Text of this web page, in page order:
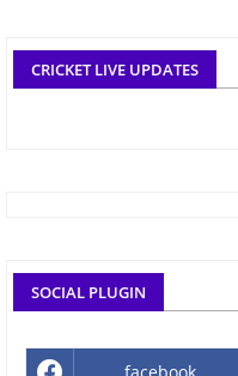
CRICKET LIVE UPDATES
SOCIAL PLUGIN